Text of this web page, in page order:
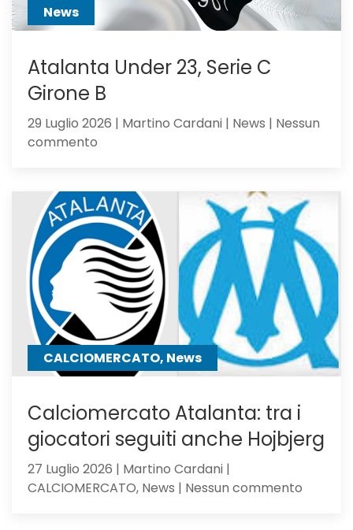
News
Atalanta Under 23, Serie C
Girone B
29 Luglio 2026 | Martino Cardani | News | Nessun
commento
23,
Serie
C
Girone
B
CALCIOMERCATO, News
Calciomercato Atalanta: tra i
giocatori seguiti anche Hojbjerg
27 Luglio 2026 | Martino Cardani |
CALCIOMERCATO, News | Nessun commento